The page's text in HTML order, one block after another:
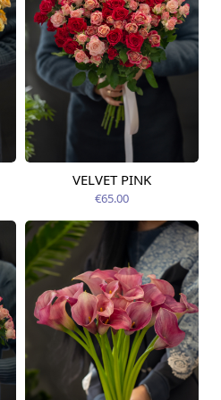
Pieejams šodien
VELVET PINK
€65.00